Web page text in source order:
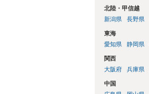
北陸・甲信越
新潟県
長野県
東海
愛知県
静岡県
関西
大阪府
兵庫県
中国